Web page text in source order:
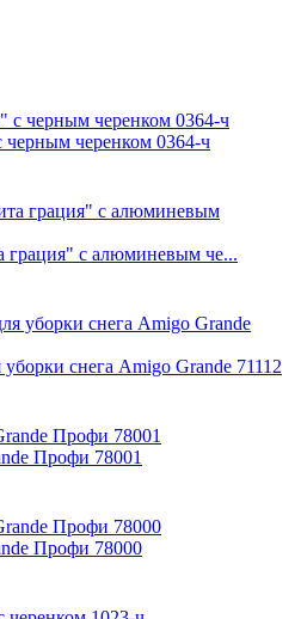
черным черенком 0364-ч
грация" с алюминевым че...
снега Amigo Grande 71112
Профи 78001
Профи 78000